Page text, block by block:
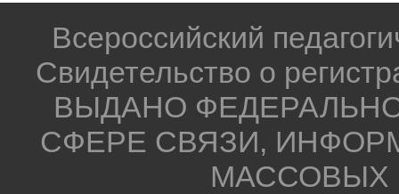
Всероссийский
Свидетельство о
ВЫДАНО
СФЕРЕ СВЯЗИ,
МАССОВЫХ